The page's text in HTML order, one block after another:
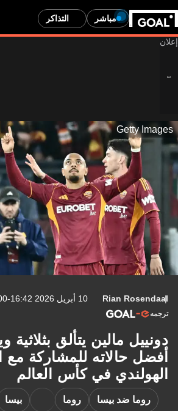
مباشر التذاكر
Getty Images
Rian Rosendaal 10 أبريل 2026 16:42-04:00
ترجمه
دونييل مالين يتألق
أفضل حالاته للمشاركة مع
الهولندي في كأس العالم
روما ضد بيسا روما بيسا